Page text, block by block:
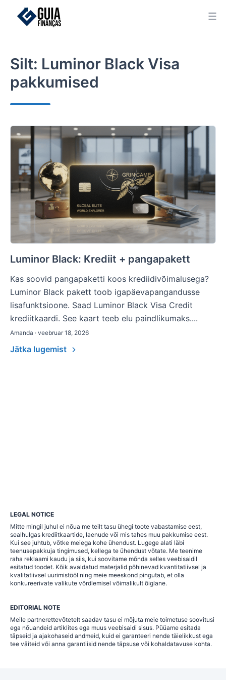
Silt: Luminor Black Visa
pakkumised
Luminor Black: Krediit + pangapakett
Kas soovid pangapaketti koos krediidivõimalusega?
Luminor Black pakett toob igapäevapangandusse
lisafunktsioone. Saad Luminor Black Visa Credit
krediitkaardi. See kaart teeb elu paindlikumaks....
Amanda · veebruar 18, 2026
Jätka lugemist
LEGAL NOTICE
Mitte mingil juhul ei nõua me teilt tasu ühegi toote vabastamise eest,
sealhulgas krediitkaartide, laenude või mis tahes muu pakkumise eest.
Kui see juhtub, võtke meiega kohe ühendust. Lugege alati läbi
teenusepakkuja tingimused, kellega te ühendust võtate. Me teenime
raha reklaami kaudu ja siis, kui soovitame mõnda selles veebisaidil
esitatud toodet. Kõik avaldatud materjalid põhinevad kvantitatiivsel ja
kvalitatiivsel uurimistööl ning meie meeskond pingutab, et olla
konkureerivate valikute võrdlemisel võimalikult õiglane.
EDITORIAL NOTE
Meile partnerettevõtetelt saadav tasu ei mõjuta meie toimetuse soovitusi
ega nõuandeid artiklites ega muus veebisaidi sisus. Püüame esitada
täpseid ja ajakohaseid andmeid, kuid ei garanteeri nende täielikkust ega
tee väiteid või anna garantiisid nende täpsuse või kohaldatavuse kohta.